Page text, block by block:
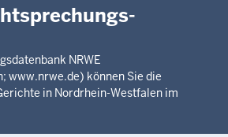
NRWE
www.nrwe.de) können Sie die
in Nordrhein-Westfalen im